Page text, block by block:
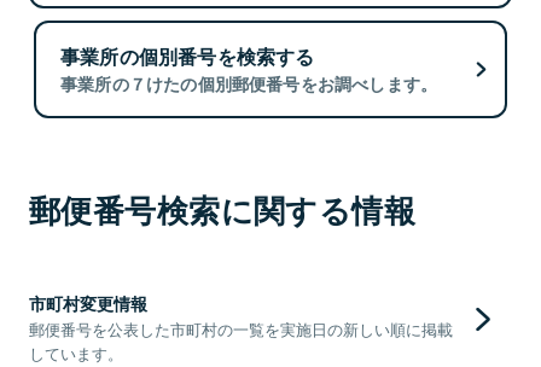
事業所の個別番号を検索する
事業所の７けたの個別郵便番号をお調べします。
郵便番号検索に関する情報
市町村変更情報
郵便番号を公表した市町村の一覧を実施日の新しい順に掲載
しています。